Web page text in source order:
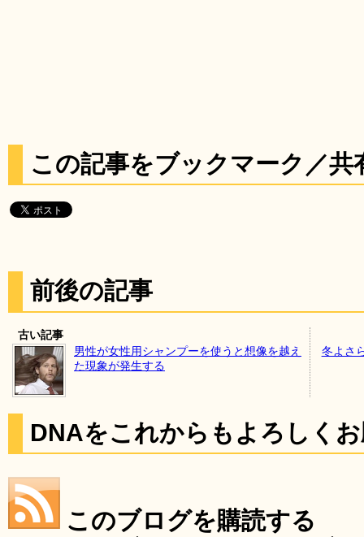
この記事をブックマーク／共
前後の記事
古い記事
男性が女性用シャンプーを使うと想像を越え
た現象が発生する
冬よさ
DNAをこれからもよろしく
このブログを購読する